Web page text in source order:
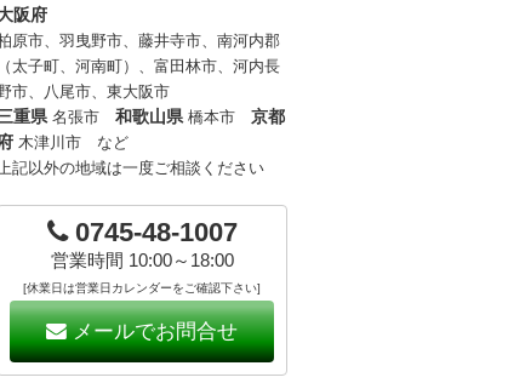
阪府
原市、羽曳野市、藤井寺市、南河内郡
（太子町、河南町）、富田林市、河内長
市、八尾市、東大阪市
重県名張市 和歌山県橋本市 京都
木津川市 など
記以外の地域は一度ご相談ください
0745-48-1007
営業時間 10:00～18:00
[休業日は営業日カレンダーをご確認下さい]
メールでお問合せ